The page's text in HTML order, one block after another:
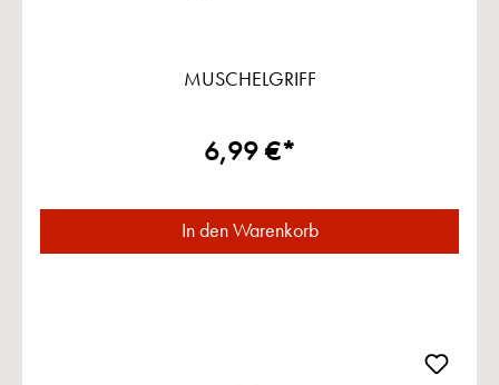
MUSCHELGRIFF
6,99 €*
In den Warenkorb